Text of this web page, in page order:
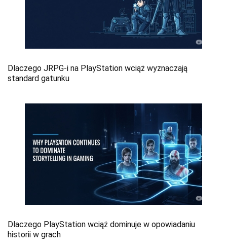
Dlaczego JRPG-i na PlayStation wciąż wyznaczają
standard gatunku
Dlaczego PlayStation wciąż dominuje w opowiadaniu
historii w grach